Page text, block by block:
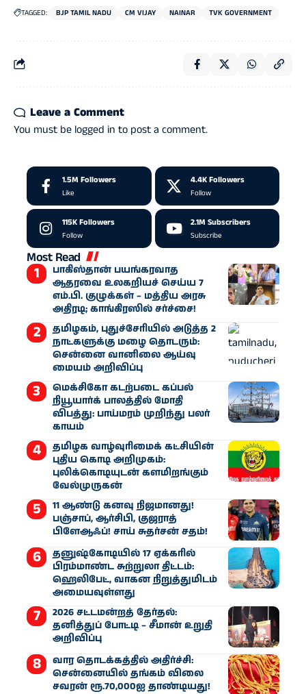
TAGGED: BJP TAMIL NADU CM VIJAY NAINAR TVK GOVERNMENT
Leave a Comment
You must be logged in to post a comment.
1.5M Followers
Like
4.4K Followers
Follow
115KFollowers
Follow
2.1M Subscribers
Subscribe
Most Read
பாகிஸ்தான் பயங்கரவாத
ஆதரவை உலகறியச் செய்ய 7
எம்.பி. குழுக்கள் – மத்திய அரசு
அதிரடி; காங்கிரஸில் சர்ச்சை!
தமிழகம், புதுச்சேரியில் அடுத்த 2
நாட்களுக்கு மழை தொடரும்:
சென்னை வானிலை ஆய்வு
மையம் அறிவிப்பு
மெக்சிகோ கடற்படை கப்பல்
நியூயார்க் பாலத்தில் மோதி
விபத்து: பாய்மரம் முறிந்து பலர்
காயம்
தமிழக வாழ்வுரிமைக் கட்சியின்
புதிய கொடி அறிமுகம்:
புலிக்கொடியுடன் களமிறங்கும்
வேல்முருகன்
11 ஆண்டு கனவு நிஜமானது!
பஞ்சாப், ஆர்சிபி, குஜராத்
பிளேஆஃப்! சாய் சுதர்சன் சதம்!
தனுஷ்கோடியில் 17 ஏக்கரில்
பிரம்மாண்ட சுற்றுலா திட்டம்:
ஹெலிபேட், வாகன நிறுத்துமிடம்
அமையவுள்ளது
2026 சட்டமன்றத் தேர்தல்:
தனித்துப் போட்டி – சீமான் உறுதி
அறிவிப்பு
வார தொடக்கத்தில் அதிர்ச்சி:
சென்னையில் தங்கம் விலை
சவரன் ரூ.70,000ஐ தாண்டியது!